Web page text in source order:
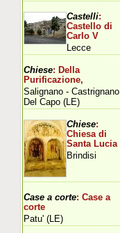
Castelli:
Castello di
Carlo V
Lecce
Chiese: Della
Purificazione,
Salignano - Castrignano
Del Capo (LE)
Chiese:
Chiesa di
Santa Lucia
Brindisi
Case a corte: Case a
corte
Patu' (LE)